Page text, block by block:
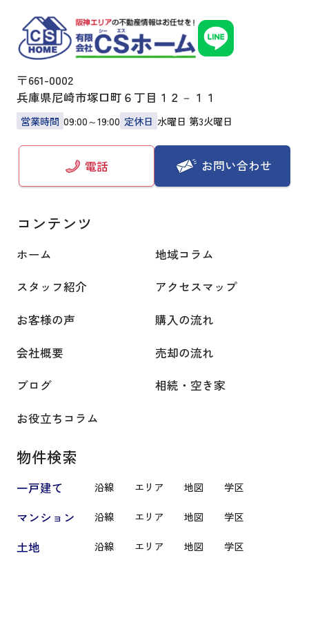
〒661-0002
兵庫県尼崎市塚口町６丁目１２－１１
営業時間 09:00～19:00 定休日 水曜日 第3火曜日
電話 お問い合わせ
コンテンツ
ホーム
地域コラム
スタッフ紹介
アクセスマップ
お客様の声
購入の流れ
会社概要
売却の流れ
ブログ
相続・空き家
お役立ちコラム
物件検索
一戸建て 沿線 エリア 地図 学区
マンション 沿線 エリア 地図 学区
土地 沿線 エリア 地図 学区